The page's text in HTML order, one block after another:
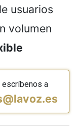
usuarios
volumen
escríbenos a